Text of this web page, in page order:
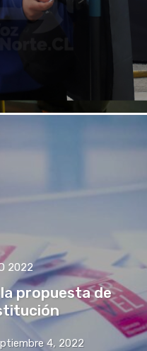
2022
propuesta de
4, 2022